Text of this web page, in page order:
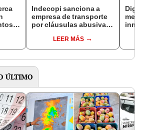
Indecopi sanciona a
empresa de transporte
por cláusulas abusivas
atención de reclamos
LEER MÁS
ÚLTIMO